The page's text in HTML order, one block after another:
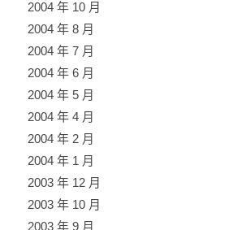
2004 年 10 月
2004 年 8 月
2004 年 7 月
2004 年 6 月
2004 年 5 月
2004 年 4 月
2004 年 2 月
2004 年 1 月
2003 年 12 月
2003 年 10 月
2003 年 9 月